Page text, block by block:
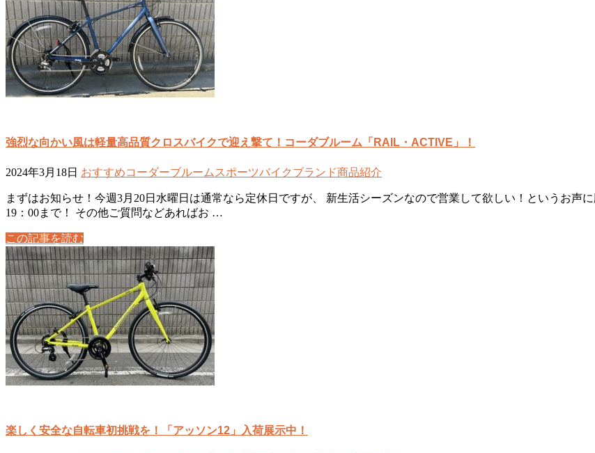
強烈な向かい風は軽量高品質クロスバイクで迎え撃て！コーダブルーム「RAIL・ACTIVE」！
2024年3月18日 おすすめコーダーブルーム スポーツバイク ブランド商品紹介
まずはお知らせ！今週3月20日水曜日は通常なら定休日ですが、 新生活シーズンなので営業して欲しい！というお声
19：00まで！ その他ご質問などあればお …
この記事を読む
楽しく安全な自転車初挑戦を！「アッソン12」入荷展示中！